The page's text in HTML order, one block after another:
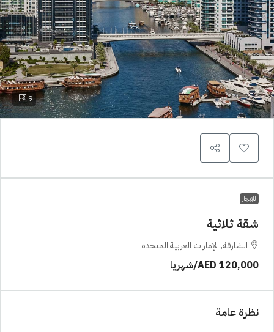
9
للإيجار
شقة ثلاثية
الشارقة, الإمارات العربية المتحدة
AED 120,000/شهريا
نظرة عامة